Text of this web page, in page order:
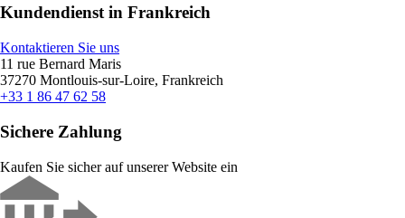
Kundendienst in Frankreich
Kontaktieren Sie uns
11 rue Bernard Maris
37270 Montlouis-sur-Loire, Frankreich
+33 1 86 47 62 58
Sichere Zahlung
Kaufen Sie sicher auf unserer Website ein